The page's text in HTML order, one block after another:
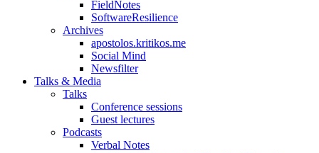
FieldNotes
SoftwareResilience
Archives
apostolos.kritikos.me
Social Mind
Newsfilter
Talks & Media
Talks
Conference sessions
Guest lectures
Podcasts
Verbal Notes